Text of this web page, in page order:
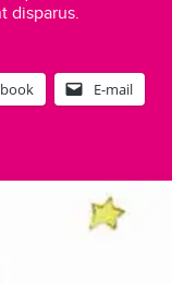
disparus.
E-mail